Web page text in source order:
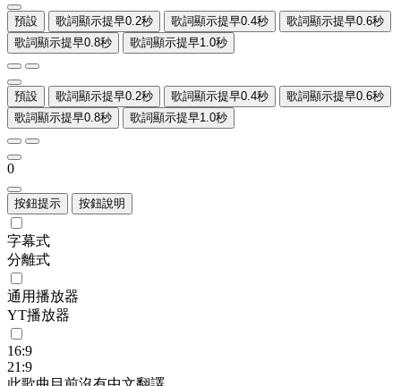
預設 歌詞顯示提早0.2秒 歌詞顯示提早0.4秒
歌詞顯示提早0.6秒
歌詞顯示提早0.8秒
歌詞顯示提早1.0秒
預設 歌詞顯示提早0.2秒 歌詞顯示提早0.4秒
歌詞顯示提早0.6秒
歌詞顯示提早0.8秒
歌詞顯示提早1.0秒
0
按鈕提示 按鈕說明
字幕式
分離式
通用播放器
YT播放器
16:9
21:9